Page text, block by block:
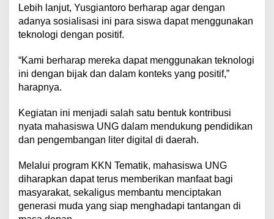
Lebih lanjut, Yusgiantoro berharap agar dengan
adanya sosialisasi ini para siswa dapat menggunakan
teknologi dengan positif.
“Kami berharap mereka dapat menggunakan teknologi
ini dengan bijak dan dalam konteks yang positif,”
harapnya.
Kegiatan ini menjadi salah satu bentuk kontribusi
nyata mahasiswa UNG dalam mendukung pendidikan
dan pengembangan liter digital di daerah.
Melalui program KKN Tematik, mahasiswa UNG
diharapkan dapat terus memberikan manfaat bagi
masyarakat, sekaligus membantu menciptakan
generasi muda yang siap menghadapi tantangan di